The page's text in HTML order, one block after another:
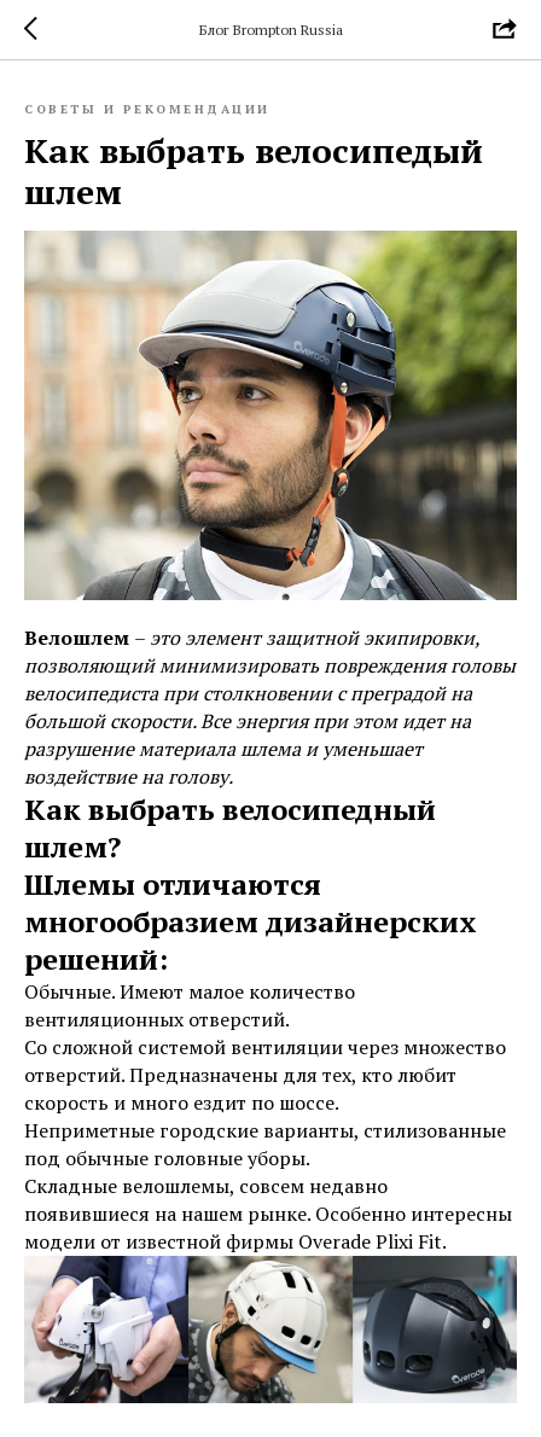
Блог Brompton Russia
СОВЕТЫ И РЕКОМЕНДАЦИИ
Как выбрать велосипедый
шлем
Велошлем – это элемент защитной экипировки,
позволяющий минимизировать повреждения головы
велосипедиста при столкновении с преградой на
большой скорости. Все энергия при этом идет на
разрушение материала шлема и уменьшает
воздействие на голову.
Как выбрать велосипедный
шлем?
Шлемы отличаются
многообразием дизайнерских
решений:
Обычные. Имеют малое количество
вентиляционных отверстий.
Со сложной системой вентиляции через множество
отверстий. Предназначены для тех, кто любит
скорость и много ездит по шоссе.
Неприметные городские варианты, стилизованные
под обычные головные уборы.
Складные велошлемы, совсем недавно
появившиеся на нашем рынке. Особенно интересны
модели от известной фирмы Overade Plixi Fit.